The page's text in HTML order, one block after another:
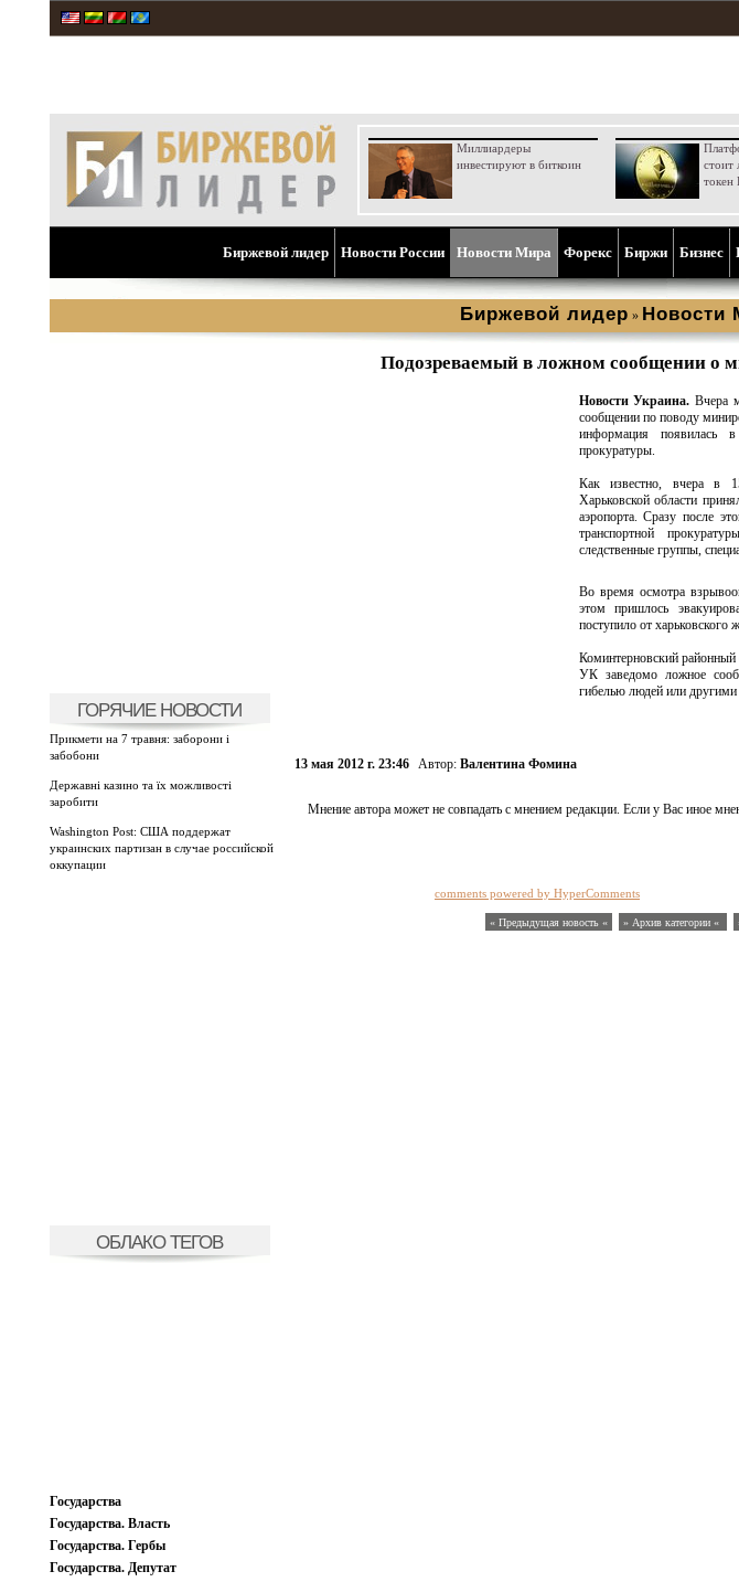
Миллиардеры
инвестируют в биткоин
стоит
токен
Биржевой лидер Новости России Новости Мира Форекс Биржи Бизнес
Биржевой лидер » Новости
ГОРЯЧИЕ НОВОСТИ
Прикмети на 7 травня: заборони і
забобони
Державні казино та їх можливості
заробити
Washington Post: США поддержат
украинских партизан в случае российской
оккупации
ОБЛАКО ТЕГОВ
Государства
Государства. Власть
Государства. Гербы
Государства. Депутат
Подозреваемый в ложном сообщении о
Новости Украина. Вчера
сообщении по поводу
информация появилась в
прокуратуры.
Как известно, вчера в
Харьковской области
аэропорта. Сразу после
транспортной
следственные группы,
Во время осмотра
этом пришлось
поступило от харьковского
Коминтерновский районный
УК заведомо ложное
гибелью людей или
13 мая 2012 г. 23:46 Автор: Валентина Фомина
Мнение автора может не совпадать с мнением редакции. Если у Вас иное
comments powered by HyperComments
« Предыдущая новость « » Архив категории «